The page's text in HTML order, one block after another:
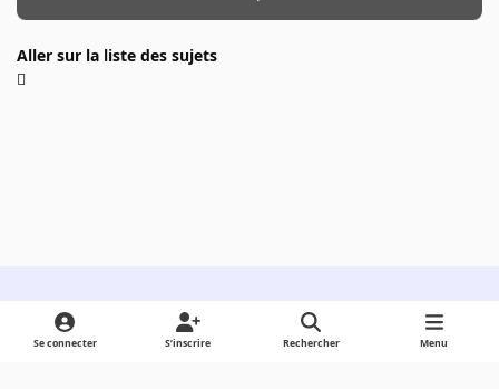
Aller sur la liste des sujets
Light ModeDark ModeSystem Preference
Se connecter S’inscrire Rechercher Menu